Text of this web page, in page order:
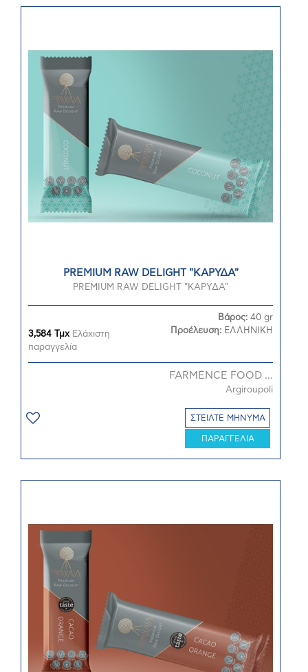
PREMIUM RAW DELIGHT "ΚΑΡΥΔΑ"
PREMIUM RAW DELIGHT "ΚΑΡΥΔΑ"
3,584 ΤμχΕλάχιστη
παραγγελία
Βάρος: 40 gr
Προέλευση: ΕΛΛΗΝΙΚΗ
FARMENCE FOOD ...
Argiroupoli
ΣΤΕΙΛΤΕ ΜΗΝΥΜΑ
ΠΑΡΑΓΓΕΛΙΑ